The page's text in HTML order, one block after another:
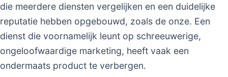
die meerdere diensten vergelijken en een duidelijke
reputatie hebben opgebouwd, zoals de onze. Een
dienst die voornamelijk leunt op schreeuwerige,
ongeloofwaardige marketing, heeft vaak een
ondermaats product te verbergen.